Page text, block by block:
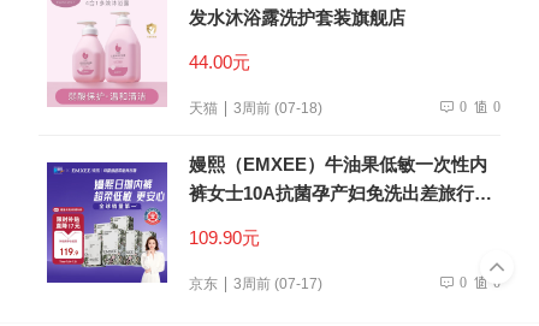
发水沐浴露洗护套装旗舰店
44.00元
天猫 3周前 (07-18) 0 0
嫚熙（EMXEE）牛油果低敏一次性内
裤女士10A抗菌孕产妇免洗出差旅行日
109.90元
京东 3周前 (07-17) 0 0